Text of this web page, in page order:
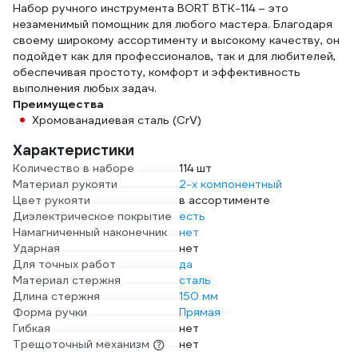
Набор ручного инструмента BORT BTK-114 – это
незаменимый помощник для любого мастера. Благодаря
своему широкому ассортименту и высокому качеству, он
подойдет как для профессионалов, так и для любителей,
обеспечивая простоту, комфорт и эффективность
выполнения любых задач.
Преимущества
Хромованадиевая сталь (CrV)
Характеристики
Количество в наборе
114 шт
Материал рукояти
2-х компонентный
Цвет рукояти
в ассортименте
Диэлектрическое покрытие
есть
Намагниченный наконечник
нет
Ударная
нет
Для точных работ
да
Материал стержня
сталь
Длина стержня
150 мм
Форма ручки
Прямая
Гибкая
нет
Трещоточный механизм
нет